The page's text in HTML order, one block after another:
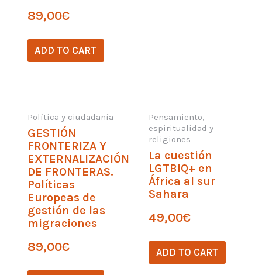
89,00€
ADD TO CART
Política y ciudadanía
GESTIÓN
FRONTERIZA Y
EXTERNALIZACIÓN
DE FRONTERAS.
Políticas
Europeas de
gestión de las
migraciones
89,00€
Pensamiento,
espiritualidad y
religiones
La cuestión
LGTBIQ+ en
África al sur
Sahara
49,00€
ADD TO CART